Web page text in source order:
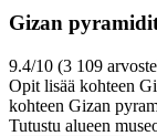
Gizan
9.4/10 (3 109
Opit lisää kohteen
kohteen Gizan
Tutustu alueen